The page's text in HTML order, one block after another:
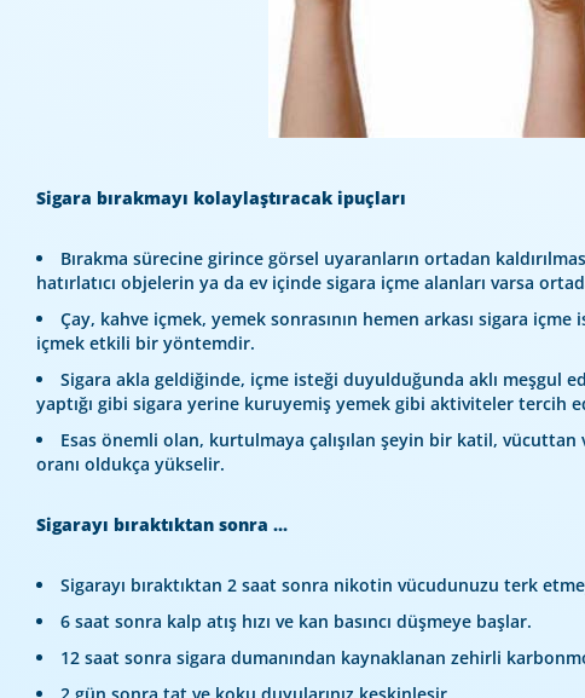
Sigara bırakmayı kolaylaştıracak ipuçları
Bırakma sürecine girince görsel uyaranların ortadan
hatırlatıcı objelerin ya da ev içinde sigara içme alanları varsa
Çay, kahve içmek, yemek sonrasının hemen arkası sigara
içmek etkili bir yöntemdir.
Sigara akla geldiğinde, içme isteği duyulduğunda aklı meşgul
yaptığı gibi sigara yerine kuruyemiş yemek gibi aktiviteler tercih
Esas önemli olan, kurtulmaya çalışılan şeyin bir katil,
oranı oldukça yükselir.
Sigarayı bıraktıktan sonra ...
Sigarayı bıraktıktan 2 saat sonra nikotin vücudunuzu terk
6 saat sonra kalp atış hızı ve kan basıncı düşmeye başlar.
12 saat sonra sigara dumanından kaynaklanan zehirli